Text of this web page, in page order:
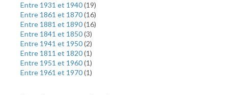
Entre 1931 et 1940(19)
Entre 1861 et 1870(16)
Entre 1881 et 1890(16)
Entre 1841 et 1850(3)
Entre 1941 et 1950(2)
Entre 1811 et 1820(1)
Entre 1951 et 1960(1)
Entre 1961 et 1970(1)